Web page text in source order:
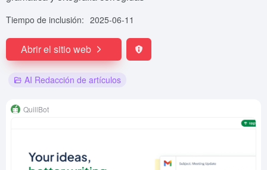
Tiempo de inclusión: 2025-06-11
Abrir el sitio web
AI Redacción de artículos
QuillBot